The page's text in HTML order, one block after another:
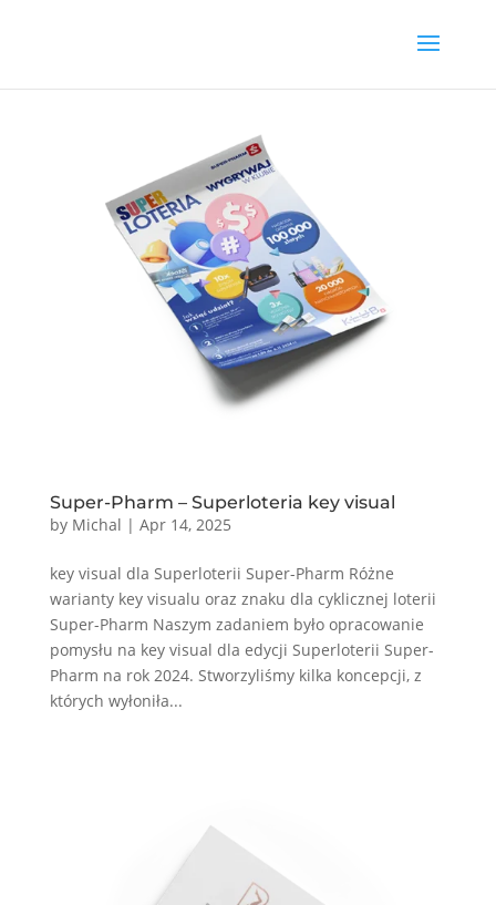
Super-Pharm – Superloteria key visual
by Michal | Apr 14, 2025
key visual dla Superloterii Super-Pharm Różne
warianty key visualu oraz znaku dla cyklicznej loterii
Super-Pharm Naszym zadaniem było opracowanie
pomysłu na key visual dla edycji Superloterii Super-
Pharm na rok 2024. Stworzyliśmy kilka koncepcji, z
których wyłoniła...